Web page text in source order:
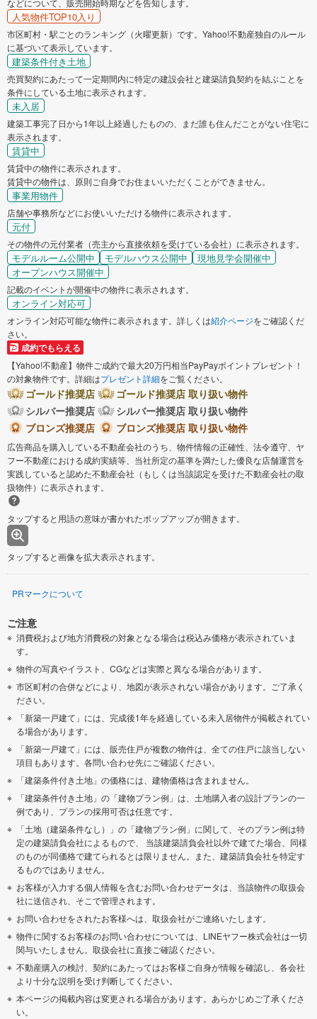
などについて、販売開始時期などを告知します。
人気物件TOP10入り
市区町村・駅ごとのランキング（火曜更新）です。Yahoo!不動産独自のルール
に基づいて表示しています。
建築条件付き土地
売買契約にあたって一定期間内に特定の建設会社と建築請負契約を結ぶことを
条件にしている土地に表示されます。
未入居
建築工事完了日から1年以上経過したものの、まだ誰も住んだことがない住宅に
表示されます。
賃貸中
賃貸中の物件に表示されます。
賃貸中の物件は、原則ご自身でお住まいいただくことができません。
事業用物件
店舗や事務所などにお使いいただける物件に表示されます。
元付
その物件の元付業者（売主から直接依頼を受けている会社）に表示されます。
モデルルーム公開中 モデルハウス公開中
現地見学会開催中
オープンハウス開催中
記載のイベントが開催中の物件に表示されます。
オンライン対応可
オンライン対応可能な物件に表示されます。詳しくは紹介ページをご確認くだ
さい。
成約でもらえる
【Yahoo!不動産】物件ご成約で最大20万円相当PayPayポイントプレゼント！
の対象物件です。詳細はプレゼント詳細をご覧ください。
ゴールド推奨店
ゴールド推奨店 取り扱い物件
シルバー推奨店
シルバー推奨店 取り扱い物件
ブロンズ推奨店
ブロンズ推奨店 取り扱い物件
広告商品を購入している不動産会社のうち、物件情報の正確性、法令遵守、ヤ
フー不動産における成約実績等、当社所定の基準を満たした優良な店舗運営を
実践していると認めた不動産会社（もしくは当該認定を受けた不動産会社の取
扱物件）に表示されます。
タップすると用語の意味が書かれたポップアップが開きます。
タップすると画像を拡大表示されます。
PRマークについて
ご注意
消費税および地方消費税の対象となる場合は税込み価格が表示されていま
す。
物件の写真やイラスト、CGなどは実際と異なる場合があります。
市区町村の合併などにより、地図が表示されない場合があります。ご了承く
ださい。
「新築一戸建て」には、完成後1年を経過している未入居物件が掲載されてい
る場合があります。
「新築一戸建て」には、販売住戸が複数の物件は、全ての住戸に該当しない
項目もあります。各問い合わせ先にご確認ください。
「建築条件付き土地」の価格には、建物価格は含まれません。
「建築条件付き土地」の「建物プラン例」は、土地購入者の設計プランの一
例であり、プランの採用可否は任意です。
「土地（建築条件なし）」の「建物プラン例」に関して、そのプラン例は特
定の建築請負会社によるもので、 当該建築請負会社以外で建てた場合、同様
のものが同価格で建てられるとは限りません。また、建築請負会社を特定す
るものではありません。
お客様が入力する個人情報を含むお問い合わせデータは、当該物件の取扱会
社に送信され、そこで管理されます。
お問い合わせをされたお客様へは、取扱会社がご連絡いたします。
物件に関するお客様のお問い合わせについては、LINEヤフー株式会社は一切
関与いたしません。取扱会社に直接ご確認ください。
不動産購入の検討、契約にあたってはお客様ご自身が情報を確認し、各会社
より十分な説明を受け判断してください。
本ページの掲載内容は変更される場合があります。あらかじめご了承くださ
い。